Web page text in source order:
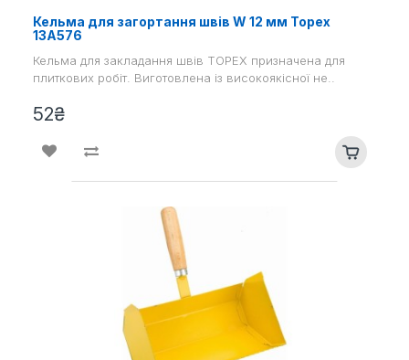
Кельма для загортання швів W 12 мм Topex
13A576
Кельма для закладання швів TOPEX призначена для
плиткових робіт. Виготовлена ​​із високоякісної не..
52₴